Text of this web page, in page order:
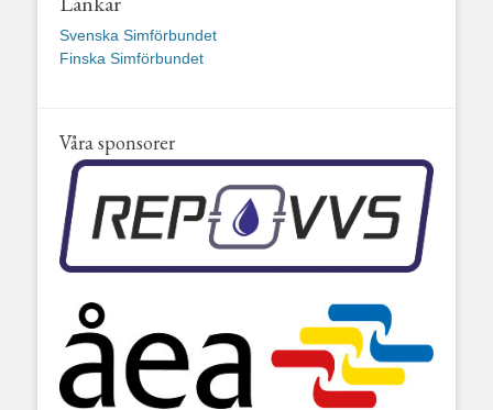
Svenska Simförbundet
Finska Simförbundet
Våra sponsorer